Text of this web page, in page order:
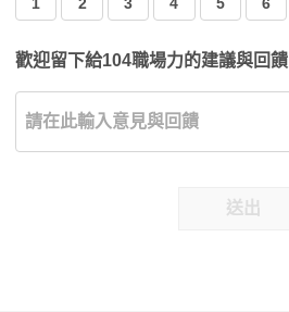
1 2 3 4 5 6
歡迎留下給104職場力的建議與回饋
送出